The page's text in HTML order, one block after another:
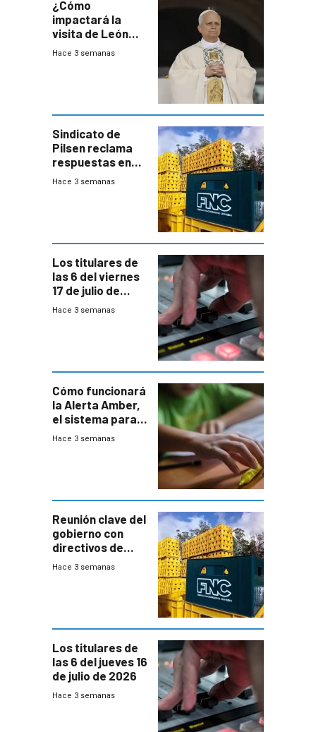
¿Cómo
impactará la
visita de León
XIV a Uruguay?
Hace 3 semanas
Sindicato de
Pilsen reclama
respuestas en
medio de
Hace 3 semanas
Los titulares de
las 6 del viernes
17 de julio de
2026
Hace 3 semanas
Cómo funcionará
la Alerta Amber,
el sistema para
la búsqueda
Hace 3 semanas
Reunión clave del
gobierno con
directivos de
Fábricas
Hace 3 semanas
Los titulares de
las 6 del jueves 16
de julio de 2026
Hace 3 semanas